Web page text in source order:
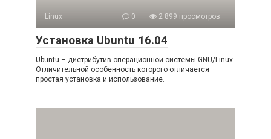
Linux 0 2 899 просмотров
Установка Ubuntu 16.04
Ubuntu – дистрибутив операционной системы GNU/Linux.
Отличительной особенность которого отличается
простая установка и использование.